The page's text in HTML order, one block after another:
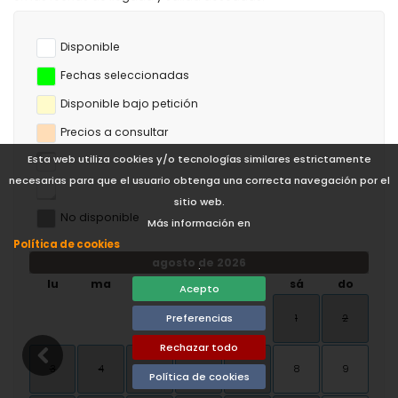
Esta web utiliza cookies y/o tecnologías similares estrictamente
necesarias para que el usuario obtenga una correcta navegación por el
sitio web.
Más información en
Política de cookies
.
Acepto
Preferencias
Rechazar todo
Política de cookies
Disponible
Fechas seleccionadas
Disponible bajo petición
Precios a consultar
No disponible
agosto de 2026
lu
ma ju sá do
1 2
3 4 5 6 7 8 9